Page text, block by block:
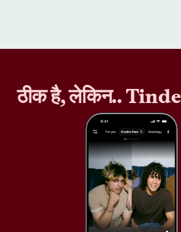
ठीक है, लेकिन..